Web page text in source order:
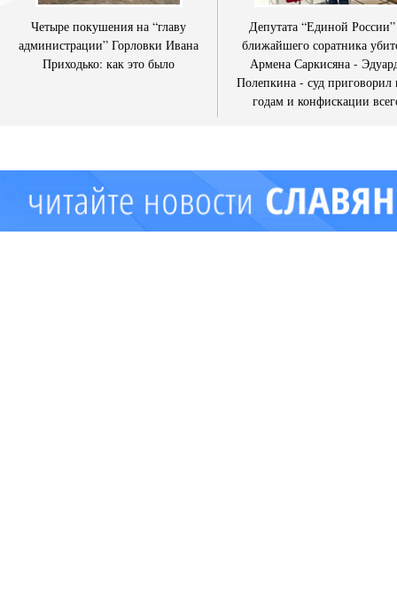
Четыре покушения на “главу
администрации” Горловки Ивана
Приходько: как это было
Депутата “Единой
ближайшего соратника
Армена Саркисяна -
Полепкина - суд приговорил
годам и конфискации